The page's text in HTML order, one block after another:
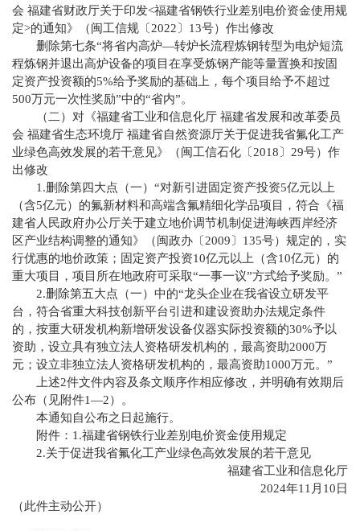
会 福建省财政厅关于印发<福建省钢铁行业差别电价资金使用规
定>的通知》（闽工信规〔2022〕13号）作出修改
删除第七条“将省内高炉—转炉长流程炼钢转型为电炉短流
程炼钢并退出高炉设备的项目在享受炼钢产能等量置换和按固
定资产投资额的5%给予奖励的基础上，每个项目给予不超过
500万元一次性奖励”中的“省内”。
（二）对《福建省工业和信息化厅 福建省发展和改革委员
会 福建省生态环境厅 福建省自然资源厅关于促进我省氟化工产
业绿色高效发展的若干意见》（闽工信石化〔2018〕29号）作
出修改
1.删除第四大点（一）“对新引进固定资产投资5亿元以上
（含5亿元）的氟新材料和高端含氟精细化学品项目，符合《福
建省人民政府办公厅关于建立地价调节机制促进海峡西岸经济
区产业结构调整的通知》（闽政办〔2009〕135号）规定的，实
行优惠的地价政策；固定资产投资10亿元以上（含10亿元）的
重大项目，项目所在地政府可采取“一事一议”方式给予奖励。”
2.删除第五大点（一）中的“龙头企业在我省设立研发平
台，符合省重大科技创新平台引进和建设资助办法规定条件
的，按重大研发机构新增研发设备仪器实际投资额的30%予以
资助，设立具有独立法人资格研发机构的，最高资助2000万
元；设立非独立法人资格研发机构的，最高资助1000万元。”
上述2件文件内容及条文顺序作相应修改，并明确有效期后
公布（见附件1—2）。
本通知自公布之日起施行。
附件：1.福建省钢铁行业差别电价资金使用规定
2.关于促进我省氟化工产业绿色高效发展的若干意见
福建省工业和信息化厅
2024年11月10日
（此件主动公开）